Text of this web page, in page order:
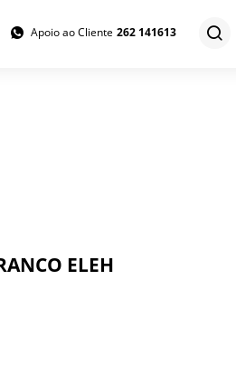
Apoio ao Cliente 262 141613
ELEH